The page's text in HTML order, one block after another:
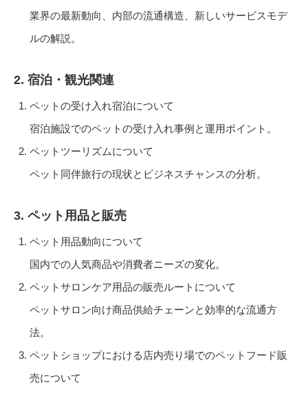
業界の最新動向、内部の流通構造、新しいサービスモデ
ルの解説。
2. 宿泊・観光関連
ペットの受け入れ宿泊について
宿泊施設でのペットの受け入れ事例と運用ポイント。
ペットツーリズムについて
ペット同伴旅行の現状とビジネスチャンスの分析。
3. ペット用品と販売
ペット用品動向について
国内での人気商品や消費者ニーズの変化。
ペットサロンケア用品の販売ルートについて
ペットサロン向け商品供給チェーンと効率的な流通方
法。
ペットショップにおける店内売り場でのペットフード販
売について